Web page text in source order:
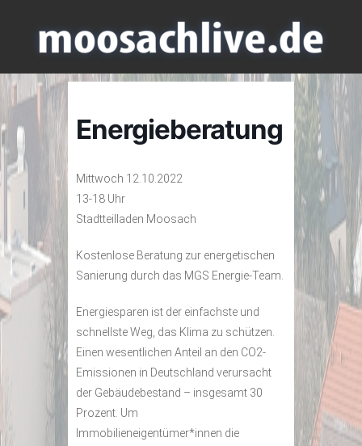
Energieberatung
Mittwoch 12.10.2022
13-18 Uhr
Stadtteilladen Moosach
Kostenlose Beratung zur energetischen
Sanierung durch das MGS Energie-Team.
Energiesparen ist der einfachste und
schnellste Weg, das Klima zu schützen.
Einen wesentlichen Anteil an den CO2-
Emissionen in Deutschland verursacht
der Gebäudebestand – insgesamt 30
Prozent. Um
Immobilieneigentümer*innen die